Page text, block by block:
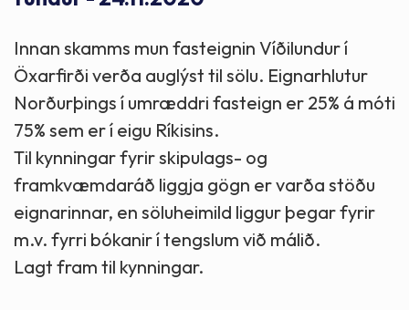
Innan skamms mun fasteignin Víðilundur í
Öxarfirði verða auglýst til sölu. Eignarhlutur
Norðurþings í umræddri fasteign er 25% á móti
75% sem er í eigu Ríkisins.
Til kynningar fyrir skipulags- og
framkvæmdaráð liggja gögn er varða stöðu
eignarinnar, en söluheimild liggur þegar fyrir
m.v. fyrri bókanir í tengslum við málið.
Lagt fram til kynningar.